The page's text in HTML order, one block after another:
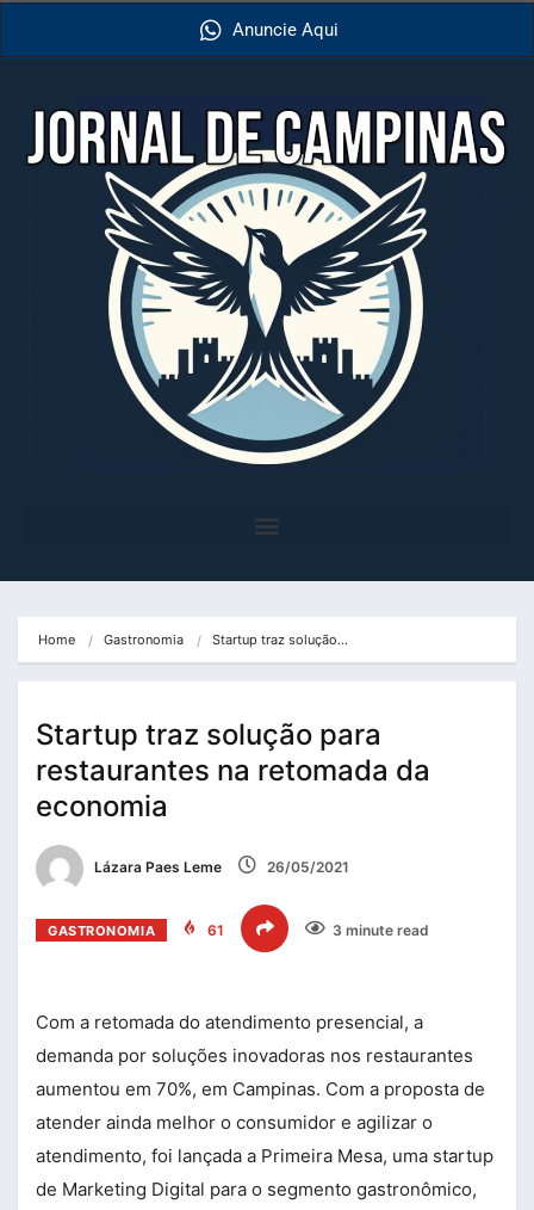
Anuncie Aqui
Home Gastronomia Startup traz solução…
Startup traz solução para
restaurantes na retomada da
economia
Lázara Paes Leme 26/05/2021
GASTRONOMIA 61 3 minute read
Com a retomada do atendimento presencial, a
demanda por soluções inovadoras nos restaurantes
aumentou em 70%, em Campinas. Com a proposta de
atender ainda melhor o consumidor e agilizar o
atendimento, foi lançada a Primeira Mesa, uma startup
de Marketing Digital para o segmento gastronômico,